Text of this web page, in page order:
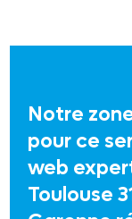
Notre
pour ce
web
Toulouse